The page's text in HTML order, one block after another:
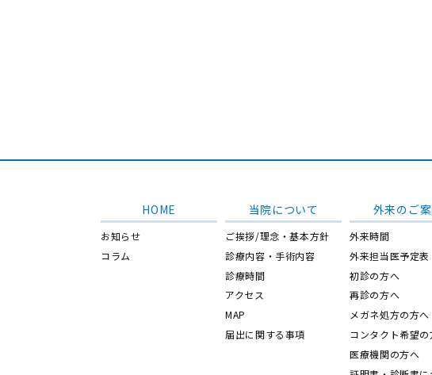
HOME
お知らせ
コラム
当院について
ご挨拶/理念・基本方針
診療内容・手術内容
診療時間
アクセス
MAP
届出に関する事項
外来のご
外来時間
外来担当医予定表
初診の方へ
再診の方へ
メガネ処方の方へ
コンタクト希望
医療機関の方へ